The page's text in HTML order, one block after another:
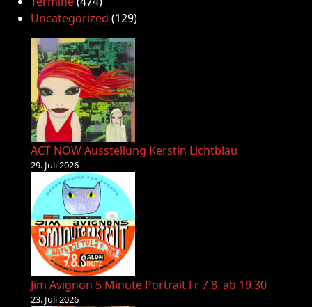
Uncategorized (129)
ACT NOW Ausstellung Kerstin Lichtblau
29. Juli 2026
Jim Avignon 5 Minute Portrait Fr 7.8. ab 19.30
23. Juli 2026